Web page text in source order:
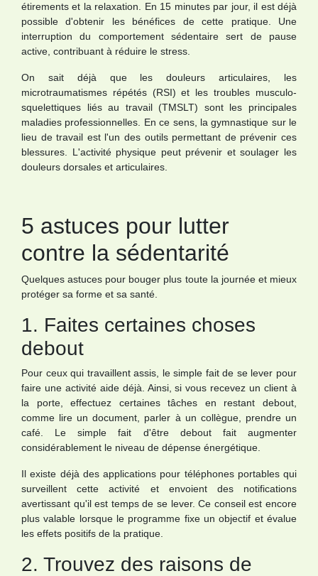
étirements et la relaxation. En 15 minutes par jour, il est déjà
possible d'obtenir les bénéfices de cette pratique. Une
interruption du comportement sédentaire sert de pause
active, contribuant à réduire le stress.
On sait déjà que les douleurs articulaires, les
microtraumatismes répétés (RSI) et les troubles musculo-
squelettiques liés au travail (TMSLT) sont les principales
maladies professionnelles. En ce sens, la gymnastique sur le
lieu de travail est l'un des outils permettant de prévenir ces
blessures. L'activité physique peut prévenir et soulager les
douleurs dorsales et articulaires.
5 astuces pour lutter
contre la sédentarité
Quelques astuces pour bouger plus toute la journée et mieux
protéger sa forme et sa santé.
1. Faites certaines choses
debout
Pour ceux qui travaillent assis, le simple fait de se lever pour
faire une activité aide déjà. Ainsi, si vous recevez un client à
la porte, effectuez certaines tâches en restant debout,
comme lire un document, parler à un collègue, prendre un
café. Le simple fait d'être debout fait augmenter
considérablement le niveau de dépense énergétique.
Il existe déjà des applications pour téléphones portables qui
surveillent cette activité et envoient des notifications
avertissant qu'il est temps de se lever. Ce conseil est encore
plus valable lorsque le programme fixe un objectif et évalue
les effets positifs de la pratique.
2. Trouvez des raisons de